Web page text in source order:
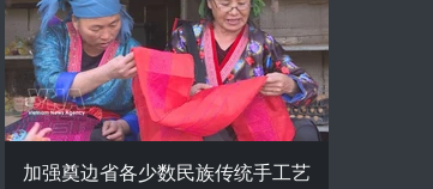
加强奠边省各少数民族传统手工艺